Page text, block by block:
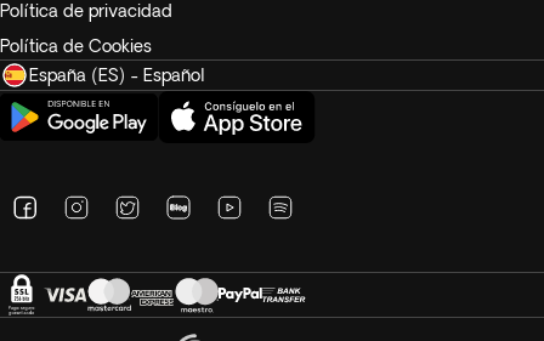
Política de privacidad
Política de Cookies
España (ES) - Español